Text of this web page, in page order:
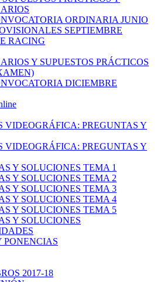
ORDINARIA JUNIO
SEPTIEMBRE
RACING
Y SUPUESTOS PRÁCTICOS
DICIEMBRE
VIDEOGRÁFICA: PREGUNTAS Y
VIDEOGRÁFICA: PREGUNTAS Y
Y SOLUCIONES TEMA 1
Y SOLUCIONES TEMA 2
Y SOLUCIONES TEMA 3
Y SOLUCIONES TEMA 4
Y SOLUCIONES TEMA 5
Y SOLUCIONES
PONENCIAS
2017-18